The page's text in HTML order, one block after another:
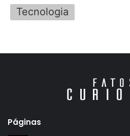
Tecnologia
Páginas